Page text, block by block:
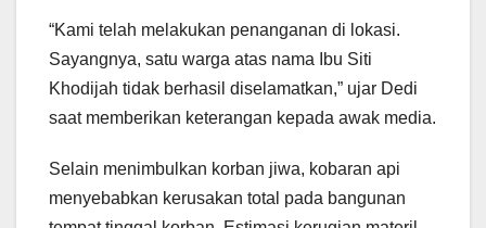
“Kami telah melakukan penanganan di lokasi.
Sayangnya, satu warga atas nama Ibu Siti
Khodijah tidak berhasil diselamatkan,” ujar Dedi
saat memberikan keterangan kepada awak media.
Selain menimbulkan korban jiwa, kobaran api
menyebabkan kerusakan total pada bangunan